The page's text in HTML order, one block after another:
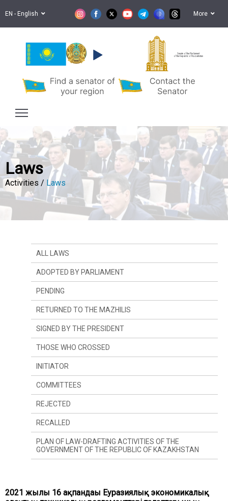
EN - English More
Senate of the Parliament
of the Republic of Kazakhstan
Laws
Activities / Laws
2021 жылғы 16 ақпандағы Еуразиялық экономикалық
ALL LAWS
ADOPTED BY PARLIAMENT
PENDING
RETURNED TO THE MAZHILIS
SIGNED BY THE PRESIDENT
THOSE WHO CROSSED
SINCE LAST YEAR
SINCE LAST SESSION
INITIATOR
THE PRESIDENT
DEPUTIES
GOVERNMENT
COMMITTEES
COMMITTEE ON CONSTITUTIONAL LEGISLATION,
JUDICIARY SYSTEM AND LAW ENFORCEMENT
AGENCIES
COMMITTEE ON FINANCES AND BUDGET
COMMITTEE ON INTERNATIONAL RELATIONS,
MANAGEMENT AND RURAL DEVELOPMENT
REJECTED
RECALLED
PLAN OF LAW-DRAFTING ACTIVITIES OF THE
GOVERNMENT OF THE REPUBLIC OF KAZAKHSTAN